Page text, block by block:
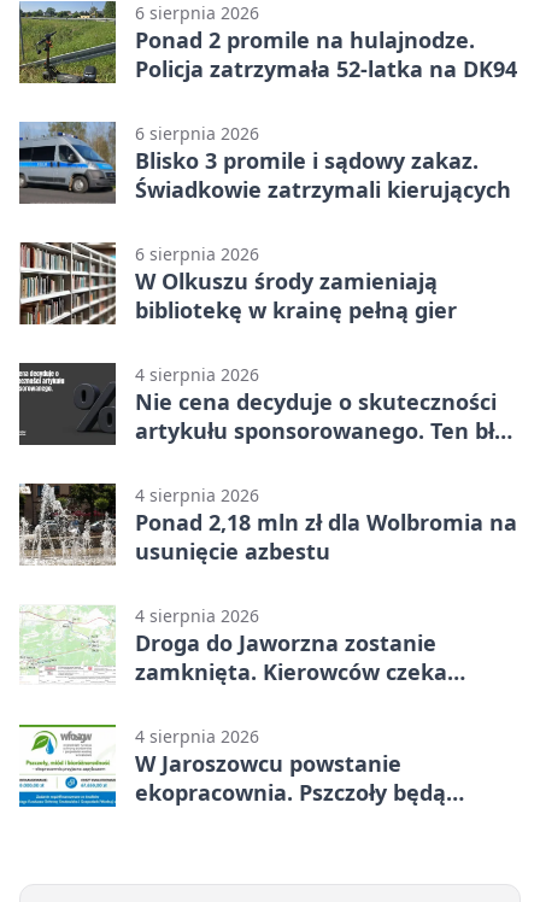
6 sierpnia 2026
Ponad 2 promile na hulajnodze.
Policja zatrzymała 52-latka na DK94
6 sierpnia 2026
Blisko 3 promile i sądowy zakaz.
Świadkowie zatrzymali kierujących
6 sierpnia 2026
W Olkuszu środy zamieniają
bibliotekę w krainę pełną gier
4 sierpnia 2026
Nie cena decyduje o skuteczności
artykułu sponsorowanego. Ten błąd
4 sierpnia 2026
Ponad 2,18 mln zł dla Wolbromia na
usunięcie azbestu
4 sierpnia 2026
Droga do Jaworzna zostanie
zamknięta. Kierowców czeka
4 sierpnia 2026
W Jaroszowcu powstanie
ekopracownia. Pszczoły będą